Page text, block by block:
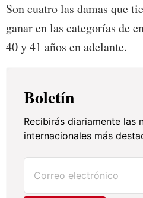
Son cuatro las damas que
ganar en las categorías de
40 y 41 años en adelante.
Boletín
Recibirás diariamente las
internacionales más